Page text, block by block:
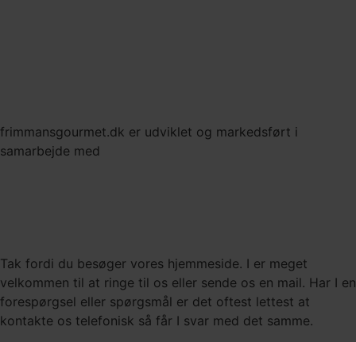
frimmansgourmet.dk er udviklet og markedsført i
samarbejde med
Tak fordi du besøger vores hjemmeside. I er meget
velkommen til at ringe til os eller sende os en mail. Har I en
forespørgsel eller spørgsmål er det oftest lettest at
kontakte os telefonisk så får I svar med det samme.